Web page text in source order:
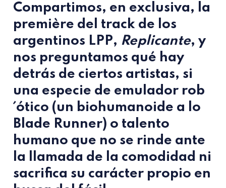
Compartimos, en exclusiva, la
première del track de los
argentinos LPP, Replicante, y
nos preguntamos qué hay
detrás de ciertos artistas, si
una especie de emulador rob
´ótico (un biohumanoide a lo
Blade Runner) o talento
humano que no se rinde ante
la llamada de la comodidad ni
sacrifica su carácter propio en